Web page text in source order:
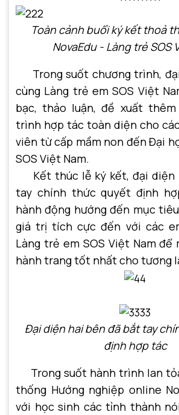
Toàn cảnh buổi ký kết thoả
NovaEdu - Làng trẻ SOS
Trong suốt chương trình, đại
cùng Làng trẻ em SOS Việt
bạc, thảo luận, đề xuất
trình hợp tác toàn diện cho
viên từ cấp mầm non đến Đại
SOS Việt Nam.
Kết thúc lễ ký kết, đại diện
tay chính thức quyết định
hành động hướng đến mục
giá trị tích cực đến với các
Làng trẻ em SOS Việt Nam để
hành trang tốt nhất cho tương
Đại diện hai bên đã bắt tay
định hợp tác
Trong suốt hành trình lan
thống Hướng nghiệp online
với học sinh các tỉnh thành